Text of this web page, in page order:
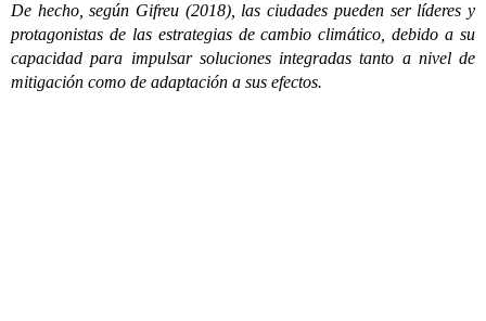
De hecho, según Gifreu (2018), las ciudades pueden ser líderes y
protagonistas de las estrategias de cambio climático, debido a su
capacidad para impulsar soluciones integradas tanto a nivel de
mitigación como de adaptación a sus efectos.